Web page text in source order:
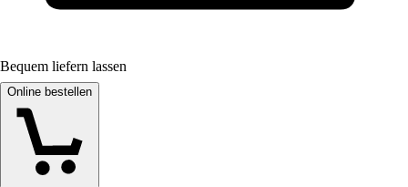
Bequem liefern lassen
Online bestellen